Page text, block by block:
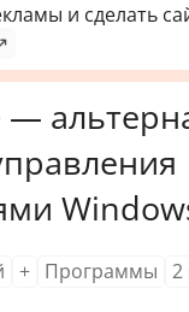
и сделать
—
+ Программы 2